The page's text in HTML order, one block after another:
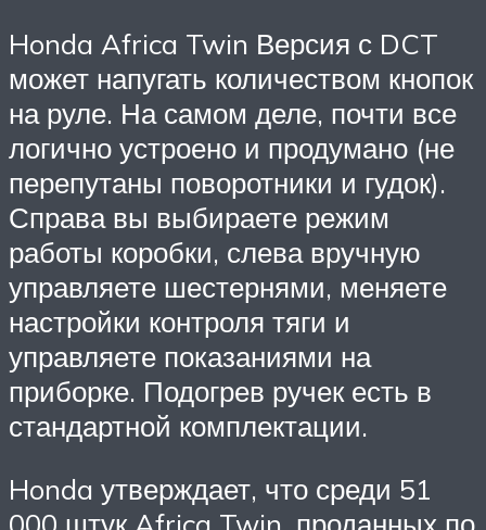
Honda Africa Twin Версия с DCT
может напугать количеством кнопок
на руле. На самом деле, почти все
логично устроено и продумано (не
перепутаны поворотники и гудок).
Справа вы выбираете режим
работы коробки, слева вручную
управляете шестернями, меняете
настройки контроля тяги и
управляете показаниями на
приборке. Подогрев ручек есть в
стандартной комплектации.
Honda утверждает, что среди 51